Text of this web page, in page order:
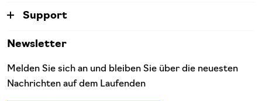
Support
Newsletter
Melden Sie sich an und bleiben Sie über die neuesten
Nachrichten auf dem Laufenden